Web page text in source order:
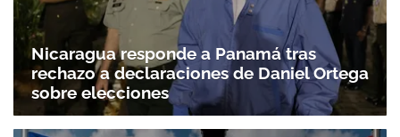
Nicaragua responde a Panamá tras
rechazo a declaraciones de Daniel Ortega
sobre elecciones